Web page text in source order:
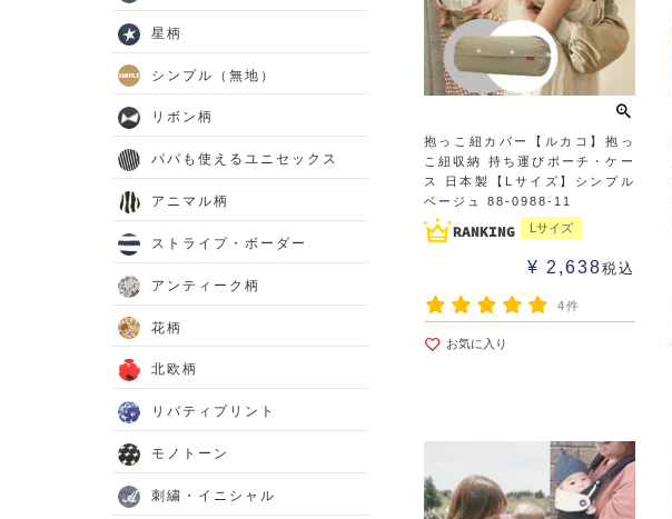
抱っこ紐カバー【ルカコ】抱っ
こ紐収納 持ち運びポーチ・ケー
ス 日本製【Lサイズ】シンプル
ベージュ 88-0988-11
Lサイズ
¥ 2,638税込
4件
お気に入り
星柄
シンプル（無地）
リボン柄
パパも使えるユニセックス
アニマル柄
ストライプ・ボーダー
アンティーク柄
花柄
北欧柄
リバティプリント
モノトーン
刺繍・イニシャル